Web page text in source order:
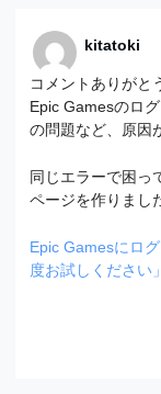
kitatoki
コメントありがと
Epic Gamesのロ
の問題など、原因
同じエラーで困っ
ページを作りまし
Epic Gamesにロ
度お試しください